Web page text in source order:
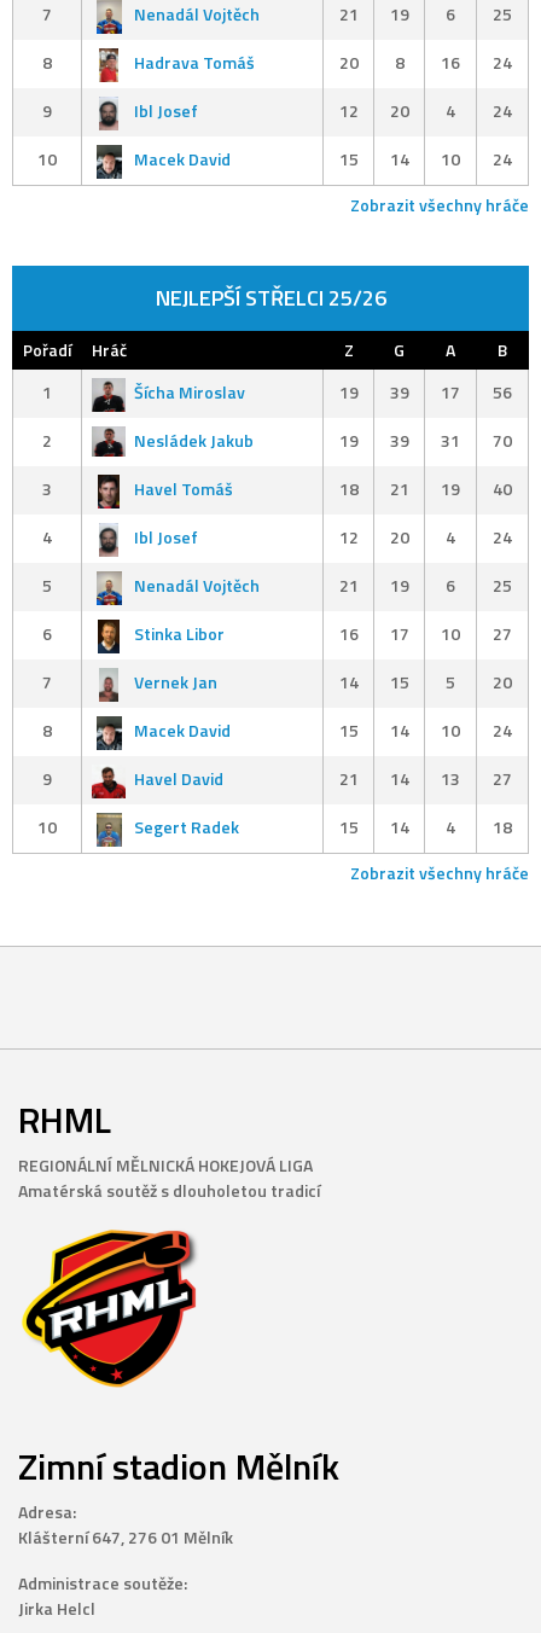
7
Nenadál Vojtěch 21 19 6
25
8
Hadrava Tomáš 20 8 16
24
9
Ibl Josef 12 20 4
24
10
Macek David 15 14 10
24
Zobrazit všechny hráče
NEJLEPŠÍ STŘELCI 25/26
Pořadí Hráč Z G A
B
1
Šícha Miroslav 19 39 17
56
2
Nesládek Jakub 19 39 31
70
3
Havel Tomáš 18 21 19
40
4
Ibl Josef 12 20 4
24
5
Nenadál Vojtěch 21 19 6
25
6
Stinka Libor 16 17 10
27
7
Vernek Jan 14 15 5
20
8
Macek David 15 14 10
24
9
Havel David 21 14 13
27
10
Segert Radek 15 14 4
18
Zobrazit všechny hráče
RHML
REGIONÁLNÍ MĚLNICKÁ HOKEJOVÁ LIGA
Amatérská soutěž s dlouholetou tradicí
Zimní stadion Mělník
Adresa:
Klášterní 647, 276 01 Mělník
Administrace soutěže:
Jirka Helcl